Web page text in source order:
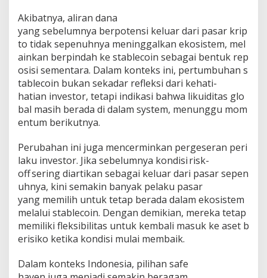
Akibatnya, aliran dana
yang sebelumnya berpotensi keluar dari pasar krip
to tidak sepenuhnya meninggalkan ekosistem, mel
ainkan berpindah ke stablecoin sebagai bentuk rep
osisi sementara. Dalam konteks ini, pertumbuhan s
tablecoin bukan sekadar refleksi dari kehati-
hatian investor, tetapi indikasi bahwa likuiditas glo
bal masih berada di dalam system, menunggu mom
entum berikutnya.
Perubahan ini juga mencerminkan pergeseran peri
laku investor. Jika sebelumnya kondisi risk-
off sering diartikan sebagai keluar dari pasar sepen
uhnya, kini semakin banyak pelaku pasar
yang memilih untuk tetap berada dalam ekosistem
melalui stablecoin. Dengan demikian, mereka tetap
memiliki fleksibilitas untuk kembali masuk ke aset b
erisiko ketika kondisi mulai membaik.
Dalam konteks Indonesia, pilihan safe